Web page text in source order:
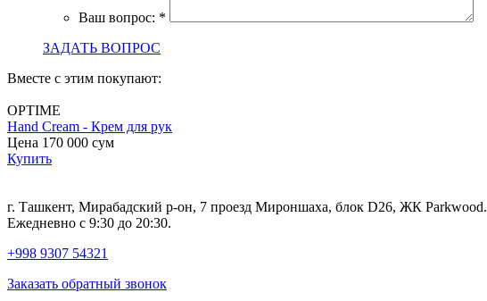
Ваш вопрос: *
ЗАДАТЬ ВОПРОС
Вместе с этим покупают:
OPTIME
Hand Cream - Крем для рук
Цена 170 000 сум
Купить
г. Ташкент, Мирабадский р-он, 7 проезд Мироншаха, блок D26, ЖК Раrkwood.
Ежедневно с 9:30 до 20:30.
+998 9307 54321
Заказать обратный звонок